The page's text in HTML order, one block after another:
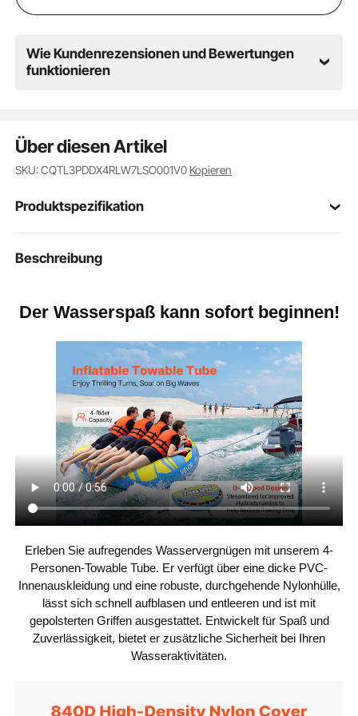
Wie Kundenrezensionen und Bewertungen
funktionieren
Über diesen Artikel
SKU: CQTL3PDDX4RLW7LSO001V0 Kopieren
Produktspezifikation
Artikelmodellnum
mer
Maximale
Kapazität
4 Personen
Auskleidungsmate
PVC
Bezugsmaterial Nylongewebe
Material
Abschleppgurt &
Griff
PP
Anzahl der
Abschleppgurte
1
Anzahl der
Schlepppunkte
Luftdruck 0,7 PSI
Beschreibung
Der Wasserspaß kann sofort beginnen!
Erleben Sie aufregendes Wasservergnügen mit unserem 4-
Personen-Towable Tube. Er verfügt über eine dicke PVC-
Innenauskleidung und eine robuste, durchgehende Nylonhülle,
lässt sich schnell aufblasen und entleeren und ist mit
gepolsterten Griffen ausgestattet. Entwickelt für Spaß und
Zuverlässigkeit, bietet er zusätzliche Sicherheit bei Ihren
Wasseraktivitäten.